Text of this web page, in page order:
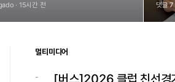
· 15시간 전 댓글 7
멀티미디어
-